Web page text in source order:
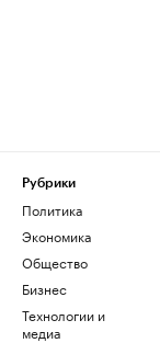
Рубрики
Политика
Экономика
Общество
Бизнес
Технологии и
медиа